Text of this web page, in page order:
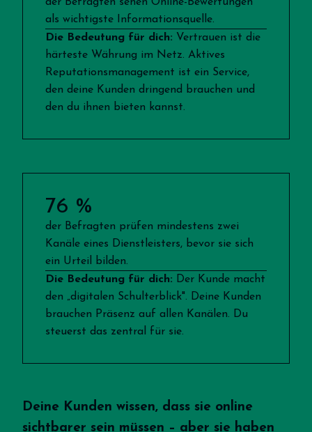
der Befragten sehen Online-Bewertungen
als wichtigste Informationsquelle.
Die Bedeutung für dich: Vertrauen ist die
härteste Währung im Netz. Aktives
Reputationsmanagement ist ein Service,
den deine Kunden dringend brauchen und
den du ihnen bieten kannst.
76 %
der Befragten prüfen mindestens zwei
Kanäle eines Dienstleisters, bevor sie sich
ein Urteil bilden.
Die Bedeutung für dich: Der Kunde macht
den „digitalen Schulterblick". Deine Kunden
brauchen Präsenz auf allen Kanälen. Du
steuerst das zentral für sie.
Deine Kunden wissen, dass sie online
sichtbarer sein müssen – aber sie haben